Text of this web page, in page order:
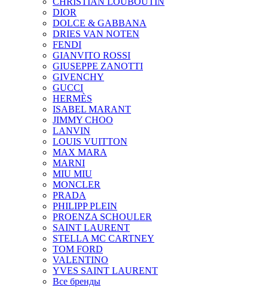
DIOR
DOLCE & GABBANA
DRIES VAN NOTEN
FENDI
GIANVITO ROSSI
GIUSEPPE ZANOTTI
GIVENCHY
GUCCI
HERMÈS
ISABEL MARANT
JIMMY CHOO
LANVIN
LOUIS VUITTON
MAX MARA
MARNI
MIU MIU
MONCLER
PRADA
PHILIPP PLEIN
PROENZA SCHOULER
SAINT LAURENT
STELLA MC CARTNEY
TOM FORD
VALENTINO
YVES SAINT LAURENT
Все бренды